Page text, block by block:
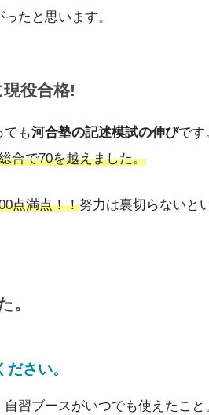
たと思います。
役合格!
ても河合塾の記述模試の伸びです
合で70を越えました。
点満点！！努力は裏切らないと
。
さい。
習ブースがいつでも使えたこ